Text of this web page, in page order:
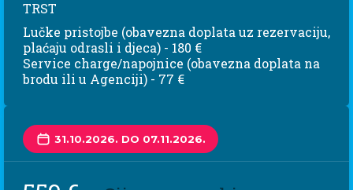
TRST
Lučke pristojbe (obavezna doplata uz rezervaciju,
plaćaju odrasli i djeca) - 180 €
Service charge/napojnice (obavezna doplata na
brodu ili u Agenciji) - 77 €
31.10.2026. DO 07.11.2026.